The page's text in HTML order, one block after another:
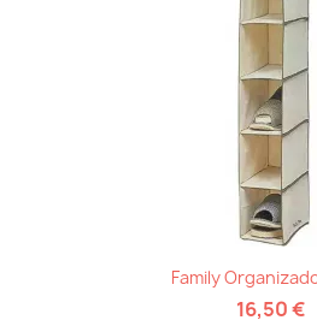
Family
16,50 €